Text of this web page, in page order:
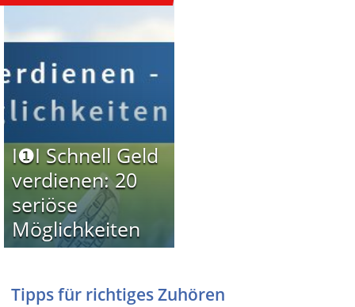
I❶I Schnell Geld
verdienen: 20
seriöse
Möglichkeiten
Tipps für richtiges Zuhören